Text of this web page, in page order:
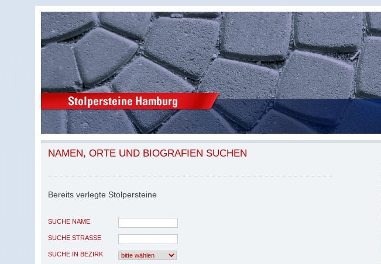
NAMEN, ORTE UND BIOGRAFIEN SUCHEN
Bereits verlegte Stolpersteine
SUCHE NAME
SUCHE STRASSE
SUCHE IN BEZIRK